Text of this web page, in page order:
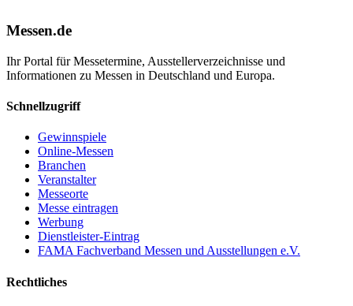
Messen.de
Ihr Portal für Messetermine, Ausstellerverzeichnisse und
Informationen zu Messen in Deutschland und Europa.
Schnellzugriff
Gewinnspiele
Online-Messen
Branchen
Veranstalter
Messeorte
Messe eintragen
Werbung
Dienstleister-Eintrag
FAMA Fachverband Messen und Ausstellungen e.V.
Rechtliches